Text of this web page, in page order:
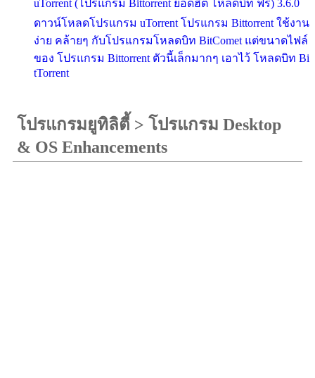
uTorrent (โปรแกรม Bittorrent ยอดฮิต โหลดบิท ฟรี) 3.6.0
ดาวน์โหลดโปรแกรม uTorrent โปรแกรม Bittorrent ใช้งาน
ง่าย คล้ายๆ กับโปรแกรมโหลดบิท BitComet แต่ขนาดไฟล์
ของ โปรแกรม Bittorrent ตัวนี้เล็กมากๆ เอาไว้ โหลดบิท Bi
tTorrent
โปรแกรมยูทิลิตี้ > โปรแกรม Desktop
& OS Enhancements